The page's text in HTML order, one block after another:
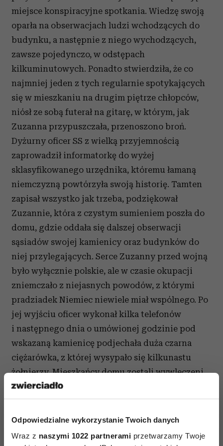
Odpowiedzialne wykorzystanie Twoich danych
Wraz z naszymi 1022 partnerami przetwarzamy Twoje
miejsce konspiracyjne spotkania. Wiedzę swoją
oparła na obserwacjach ludzi wchodzących do
budynku, a następnie z niego wychodzących,
zawsze pojedynczo, w odstępach
kilkuminutowych. Ponadto stwierdziła, że co
najmniej jeden z tych regularnie spotykających
się w mieszkaniu na drugim piętrze chłopców,
niósł ze sobą futerał na gitarę, w którym, jak
Zuzanna przypuszczała, przenoszono broń.
Dyżurny oficer SS z wielką przyjemnością
zaprowadził informatorkę do wyżej
sklasyfikowanego urzędnika, któremu łamaną
niemczyzną powtórzyła swoją historię. Tamten
zapisał wszystko jak trzeba, podziękował
Zuzannie, która z czystym sumieniem poszła do
domu, gdzie oddała się dalszej obserwacji
sąsiadów swojej kamienicy oraz budynków do
niej przylegających. Serce Zuzanny przed wojną
było wyłącznie polskie, ale w czasie okupacji
zniemczało z niejasnych powodów, z którymi
pradziadek Niemiec niewiele miał wspólnego. Po
jej wyjściu oficer wykonał kilka telefonów
i następnego dnia o umówionej godzinie pod
wskazaną kamienicę podjechała duża czarna
ciężarówka, z której wysypało się kilkunastu
żołnierzy. Mieszkańcy domu zostali wywleczeni
przez bramę, a następnie ustawieni pod murem.
Rozstrzelano dziesięć osób, w tym trzy kobiety
i siedmiu mężczyzn, a dziesięciu młodych
miał futerał na gitarę, próbował uciekać, ale seria